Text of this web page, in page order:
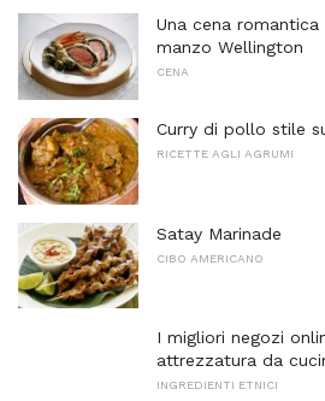
Una cena
manzo Wellington
CENA
Curry di pollo stile
RICETTE AGLI AGRUMI
Satay Marinade
CIBO AMERICANO
I migliori negozi
attrezzatura da
INGREDIENTI ETNICI